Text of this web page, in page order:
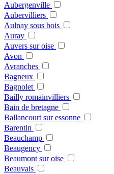
Aubergenville
Aubervilliers
Aulnay sous bois
Auray
Auvers sur oise
Avon
Avranches
Bagneux
Bagnolet
Bailly romainvilliers
Bain de bretagne
Ballancourt sur essonne
Barentin
Beauchamp
Beaugency
Beaumont sur oise
Beauvais